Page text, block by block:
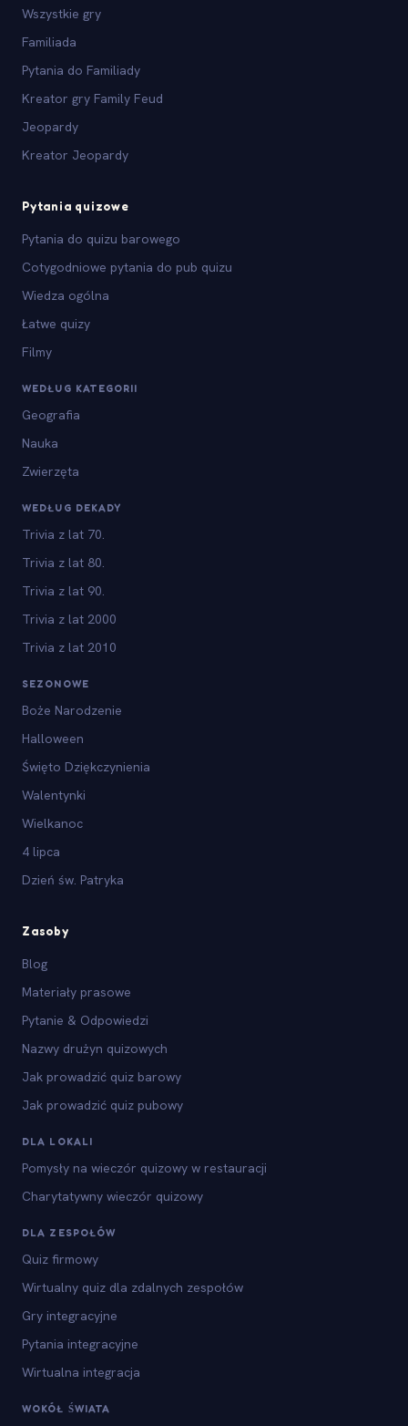
Wszystkie gry
Familiada
Pytania do Familiady
Kreator gry Family Feud
Jeopardy
Kreator Jeopardy
Pytania quizowe
Pytania do quizu barowego
Cotygodniowe pytania do pub quizu
Wiedza ogólna
Łatwe quizy
Filmy
WEDŁUG KATEGORII
Geografia
Nauka
Zwierzęta
WEDŁUG DEKADY
Trivia z lat 70.
Trivia z lat 80.
Trivia z lat 90.
Trivia z lat 2000
Trivia z lat 2010
SEZONOWE
Boże Narodzenie
Halloween
Święto Dziękczynienia
Walentynki
Wielkanoc
4 lipca
Dzień św. Patryka
Zasoby
Blog
Materiały prasowe
Pytanie & Odpowiedzi
Nazwy drużyn quizowych
Jak prowadzić quiz barowy
Jak prowadzić quiz pubowy
DLA LOKALI
Pomysły na wieczór quizowy w restauracji
Charytatywny wieczór quizowy
DLA ZESPOŁÓW
Quiz firmowy
Wirtualny quiz dla zdalnych zespołów
Gry integracyjne
Pytania integracyjne
Wirtualna integracja
WOKÓŁ ŚWIATA